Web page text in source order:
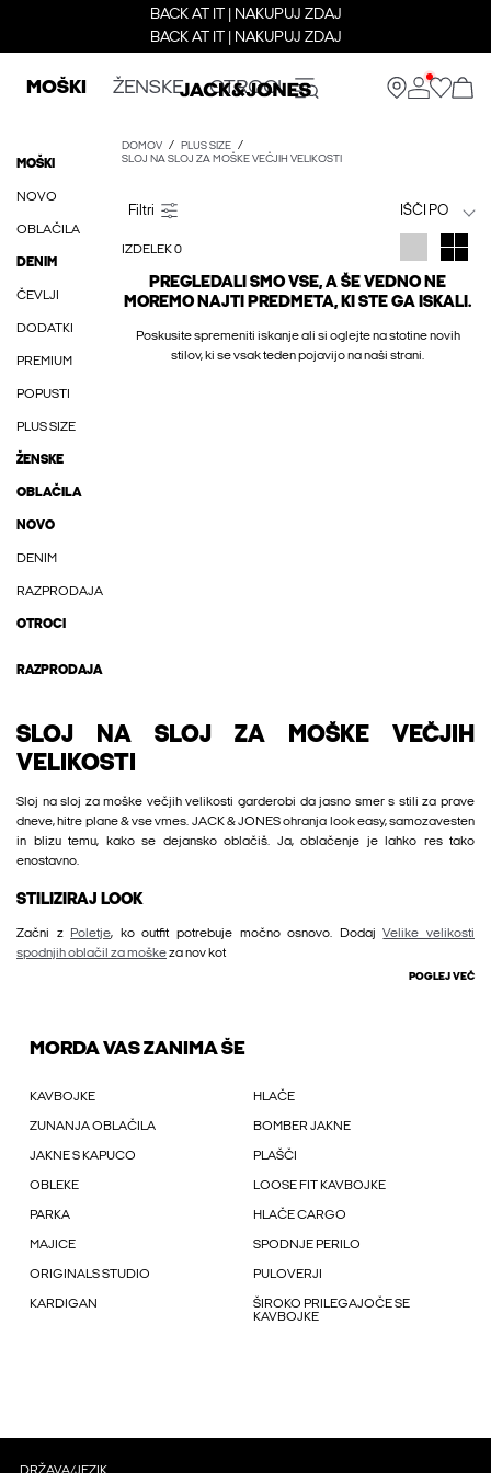
BACK AT IT | NAKUPUJ ZDAJ
BACK AT IT | NAKUPUJ ZDAJ
MOŠKI ŽENSKE OTROCI
MOŠKI
NOVO
OBLAČILA
DENIM
ČEVLJI
DODATKI
PREMIUM
POPUSTI
PLUS SIZE
ŽENSKE
OBLAČILA
NOVO
DENIM
RAZPRODAJA
OTROCI
RAZPRODAJA
DOMOV
PLUS SIZE
SLOJ NA SLOJ ZA MOŠKE VEČJIH VELIKOSTI
IŠČI PO
IZDELEK 0
PREGLEDALI SMO VSE, A ŠE VEDNO NE
MOREMO NAJTI PREDMETA, KI STE GA ISKALI.
Poskusite spremeniti iskanje ali si oglejte na stotine novih
stilov, ki se vsak teden pojavijo na naši strani.
SLOJ NA SLOJ ZA MOŠKE VEČJIH
VELIKOSTI
Sloj na sloj za moške večjih velikosti garderobi da jasno smer s stili za prave
dneve, hitre plane & vse vmes. JACK & JONES ohranja look easy, samozavesten
in blizu temu, kako se dejansko oblačiš. Ja, oblačenje je lahko res tako
enostavno.
STILIZIRAJ LOOK
Začni z Poletje, ko outfit potrebuje močno osnovo. DodajVelike velikosti
spodnjih oblačil za moškeza nov kot
POGLEJ VEČ
MORDA VAS ZANIMA ŠE
KAVBOJKE HLAČE
ZUNANJA OBLAČILA BOMBER JAKNE
JAKNE S KAPUCO PLAŠČI
OBLEKE LOOSE FIT KAVBOJKE
PARKA HLAČE CARGO
MAJICE SPODNJE PERILO
ORIGINALS STUDIO PULOVERJI
KARDIGAN
ŠIROKO PRILEGAJOČE SE
KAVBOJKE